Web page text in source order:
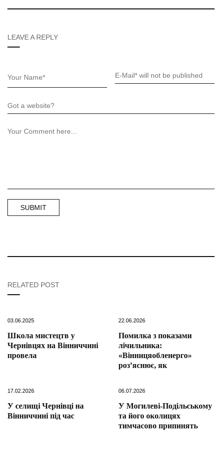
LEAVE A REPLY
RELATED POST
03.06.2025
Школа мистецтв у
Чернівцях на Вінниччині
провела
22.06.2026
Помилка з показами
лічильника:
«Вінницяобленерго»
роз’яснює, як
17.02.2026
У селищі Чернівці на
Вінниччині під час
06.07.2026
У Могилеві-Подільському
та його околицях
тимчасово припинять